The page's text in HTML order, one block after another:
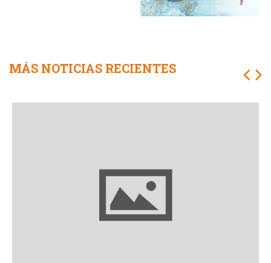
MÁS NOTICIAS RECIENTES